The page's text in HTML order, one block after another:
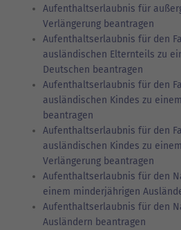
Aufenthaltserlaubnis für
Verlängerung beantragen
Aufenthaltserlaubnis für den
ausländischen Elternteils zu
Deutschen beantragen
Aufenthaltserlaubnis für den
ausländischen Kindes zu
beantragen
Aufenthaltserlaubnis für den
ausländischen Kindes zu
Verlängerung beantragen
Aufenthaltserlaubnis für den
einem minderjährigen
Aufenthaltserlaubnis für den
Ausländern beantragen